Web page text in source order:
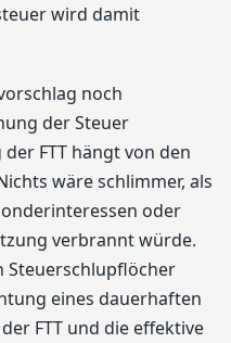
wird damit
noch
der Steuer
FTT hängt von den
wäre schlimmer, als
oder
verbrannt würde.
Steuerschlupflöcher
eines dauerhaften
FTT und die effektive